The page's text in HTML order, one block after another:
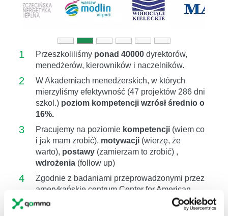
1 Przeszkoliliśmy ponad 40000 dyrektorów,
menedżerów, kierowników i naczelników.
2
W Akademiach menedżerskich, w których
mierzyliśmy efektywność (47 projektów 286 dni
szkol.) poziom kompetencji wzrósł średnio o
16%.
3 Pracujemy na poziomie kompetencji (wiem co
i jak mam zrobić), motywacji (wierzę, że
warto), postawy (zamierzam to zrobić) ,
wdrożenia (follow up)
4
Zgodnie z badaniami przeprowadzonymi przez
amerykańskie centrum Center for American
Progress, koszt zastąpienia pracowników